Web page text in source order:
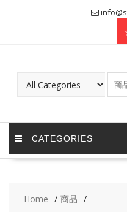
CATEGORIES
Home
商品